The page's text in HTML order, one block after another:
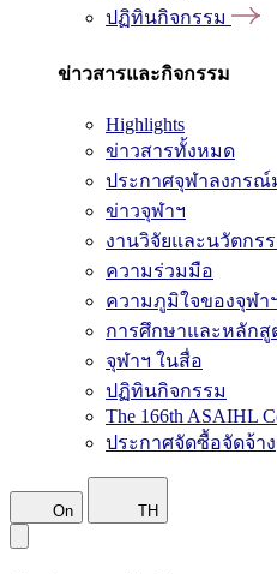
ปฏิทินกิจกรรม
ข่าวสารและกิจกรรม
Highlights
ข่าวสารทั้งหมด
ประกาศจุฬาลงกรณ์
ข่าวจุฬาฯ
งานวิจัยและนวัตกร
ความร่วมมือ
ความภูมิใจของจุฬา
การศึกษาและหลักสู
จุฬาฯ ในสื่อ
ปฏิทินกิจกรรม
The 166th ASAIHL
ประกาศจัดซื้อจัดจ้าง
On TH